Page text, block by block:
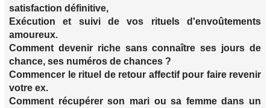
satisfaction définitive,
Exécution et suivi de vos rituels d'envoûtements
amoureux.
Comment devenir riche sans connaître ses jours de
chance, ses numéros de chances ?
Commencer le rituel de retour affectif pour faire revenir
votre ex.
Comment récupérer son mari ou sa femme dans un